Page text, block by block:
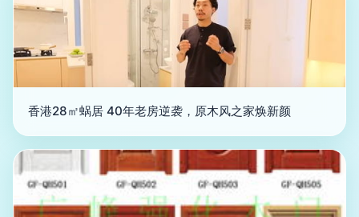
香港28㎡蜗居 40年老房逆袭，原木风之家焕新颜